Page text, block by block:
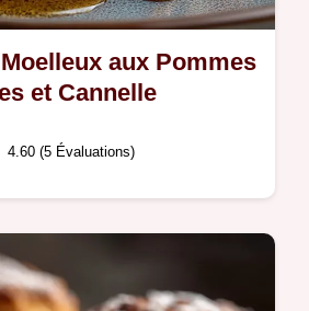
aux Pommes
et Cannelle
4.60 (5 Évaluations)
du pain perdu aux
facile et rapide Idéal